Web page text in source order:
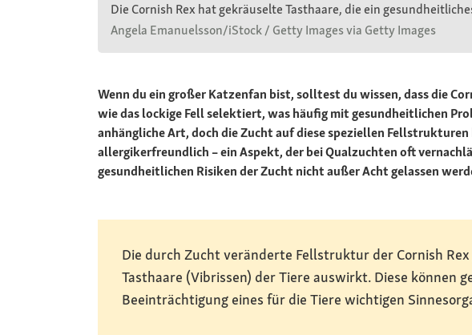
Die Cornish Rex hat gekräuselte Tasthaare, die ein
Angela Emanuelsson/iStock / Getty Images via Getty Images
Wenn du ein großer Katzenfan bist, solltest du wissen, dass die
wie das lockige Fell selektiert, was häufig mit gesundheitlichen
anhängliche Art, doch die Zucht auf diese speziellen
allergikerfreundlich – ein Aspekt, der bei Qualzuchten oft
gesundheitlichen Risiken der Zucht nicht außer Acht gelassen
Die durch Zucht veränderte Fellstruktur der Cornish
Tasthaare (Vibrissen) der Tiere auswirkt. Diese können
Beeinträchtigung eines für die Tiere wichtigen